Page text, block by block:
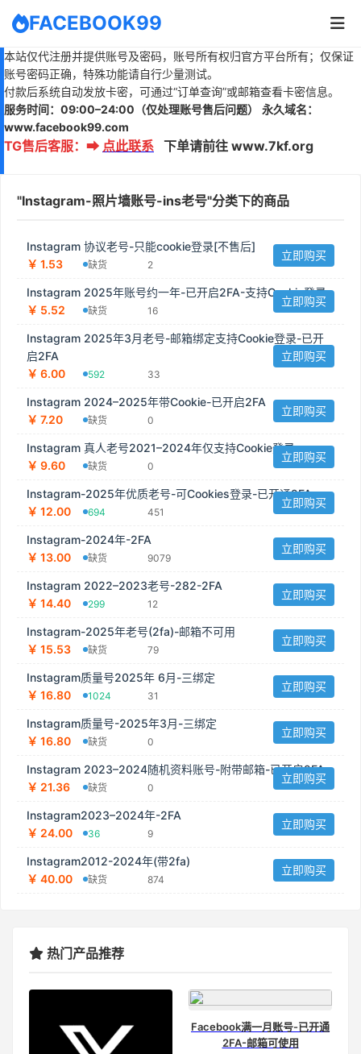
FACEBOOK99
本站仅代注册并提供账号及密码，账号所有权归官方平台所有；仅保证
账号密码正确，特殊功能请自行少量测试。
付款后系统自动发放卡密，可通过“订单查询”或邮箱查看卡密信息。
服务时间： 09:00–24:00 （仅处理账号售后问题）
永久域名：
www.facebook99.com
TG售后客服： ➡ 点此联系 下单请前往 www.7kf.org
"Instagram-照片墙账号-ins老号"分类下的商品
Instagram 协议老号-只能cookie登录[不售后]
￥ 1.53
缺货 2
立即购买
Instagram 2025年账号约一年-已开启2FA-支持Cookie登录
￥ 5.52
缺货 16
立即购买
Instagram 2025年3月老号-邮箱绑定支持Cookie登录-已开
启2FA
￥ 6.00
592 33
立即购买
Instagram 2024–2025年带Cookie-已开启2FA
￥ 7.20
缺货 0
立即购买
Instagram 真人老号2021–2024年仅支持Cookie登录
￥ 9.60
缺货 0
立即购买
Instagram-2025年优质老号-可Cookies登录-已开通2FA
￥ 12.00
694 451
立即购买
Instagram-2024年-2FA
￥ 13.00
缺货 9079
立即购买
Instagram 2022–2023老号-282-2FA
￥ 14.40
299 12
立即购买
Instagram-2025年老号(2fa)-邮箱不可用
￥ 15.53
缺货 79
立即购买
Instagram质量号2025年 6月-三绑定
￥ 16.80
1024 31
立即购买
Instagram质量号-2025年3月-三绑定
￥ 16.80
缺货 0
立即购买
Instagram 2023–2024随机资料账号-附带邮箱-已开启2FA
￥ 21.36
缺货 0
立即购买
Instagram2023–2024年-2FA
￥ 24.00
36 9
立即购买
Instagram2012-2024年(带2fa)
￥ 40.00
缺货 874
立即购买
热门产品推荐
Facebook满一月账号-已开通
2FA-邮箱可使用